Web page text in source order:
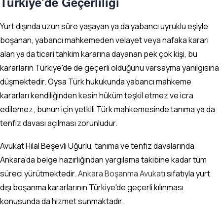
Yurt dışında uzun süre yaşayan ya da yabancı uyruklu eşiyle
boşanan, yabancı mahkemeden velayet veya nafaka kararı
alan ya da ticari tahkim kararına dayanan pek çok kişi, bu
kararların Türkiye'de de geçerli olduğunu varsayma yanılgısına
düşmektedir. Oysa Türk hukukunda yabancı mahkeme
kararları kendiliğinden kesin hüküm teşkil etmez ve icra
edilemez; bunun için yetkili Türk mahkemesinde tanıma ya da
tenfiz davası açılması zorunludur.
Avukat Hilal Beşevli Uğurlu, tanıma ve tenfiz davalarında
Ankara'da belge hazırlığından yargılama takibine kadar tüm
süreci yürütmektedir.Ankara Boşanma Avukatısıfatıyla yurt
dışı boşanma kararlarının Türkiye'de geçerli kılınması
konusunda da hizmet sunmaktadır.